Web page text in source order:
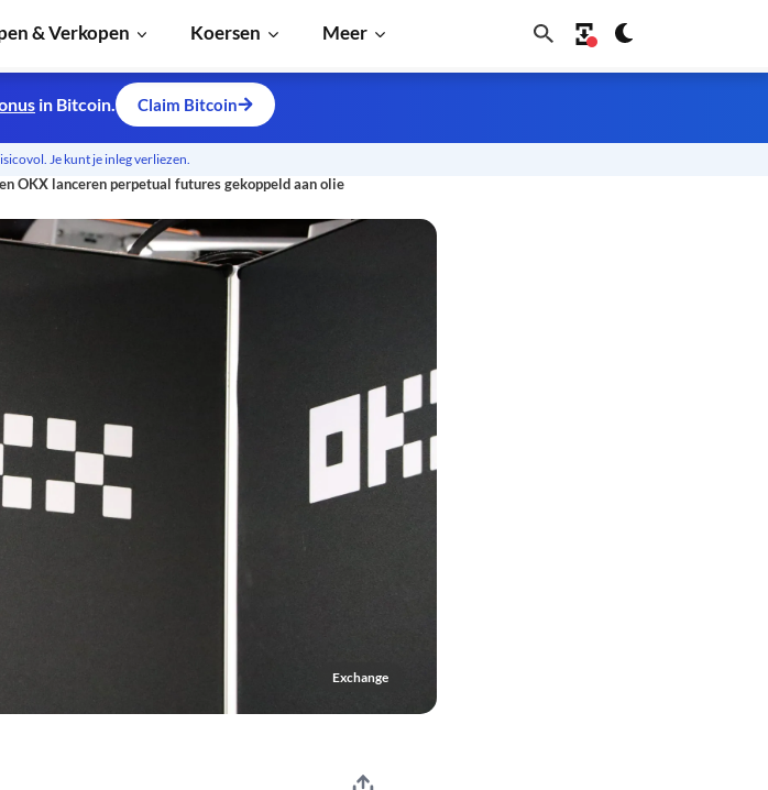
& Verkopen Koersen Meer
OKX lanceren perpetual futures gekoppeld aan olie
Exchange
in Bitcoin. Claim Bitcoin
Je kunt je inleg verliezen.